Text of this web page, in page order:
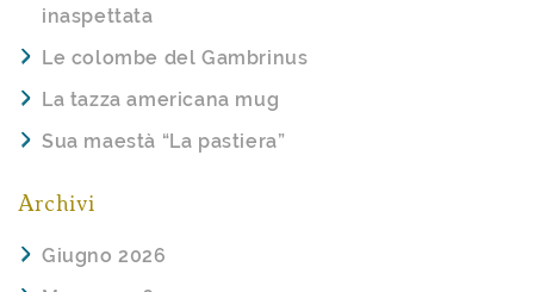
inaspettata
Le colombe del Gambrinus
La tazza americana mug
Sua maestà “La pastiera”
Archivi
Giugno 2026